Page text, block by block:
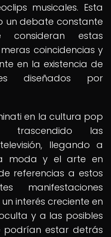
musicales. Esta
un debate constante
estas
coincidencias y
en la existencia de
diseñados por
en la cultura pop
trascendido las
llegando a
moda y el arte en
referencias a estos
manifestaciones
interés creciente en
y a las posibles
podrían estar detrás